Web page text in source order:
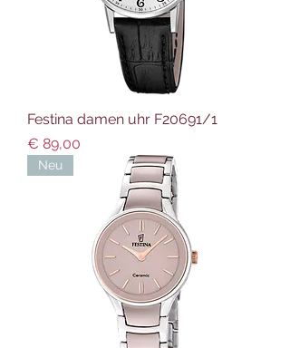
Festina damen uhr F20691/1
Preis
€ 89,00
Neu